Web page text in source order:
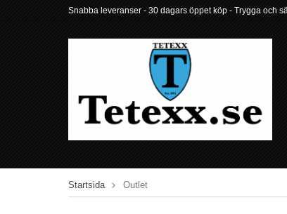
Snabba leveranser - 30 dagars öppet köp - Trygga och
Startsida Outlet